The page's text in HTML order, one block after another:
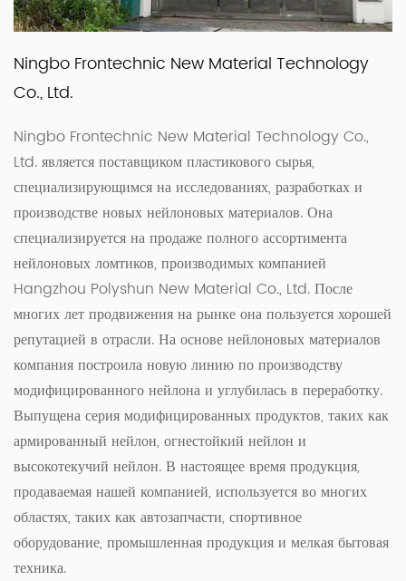
Ningbo Frontechnic New Material Technology
Co., Ltd.
Ningbo Frontechnic New Material Technology Co.,
Ltd. является поставщиком пластикового сырья,
специализирующимся на исследованиях, разработках и
производстве новых нейлоновых материалов. Она
специализируется на продаже полного ассортимента
нейлоновых ломтиков, производимых компанией
Hangzhou Polyshun New Material Co., Ltd. После
многих лет продвижения на рынке она пользуется хорошей
репутацией в отрасли. На основе нейлоновых материалов
компания построила новую линию по производству
модифицированного нейлона и углубилась в переработку.
Выпущена серия модифицированных продуктов, таких как
армированный нейлон, огнестойкий нейлон и
высокотекучий нейлон. В настоящее время продукция,
продаваемая нашей компанией, используется во многих
областях, таких как автозапчасти, спортивное
оборудование, промышленная продукция и мелкая бытовая
техника.